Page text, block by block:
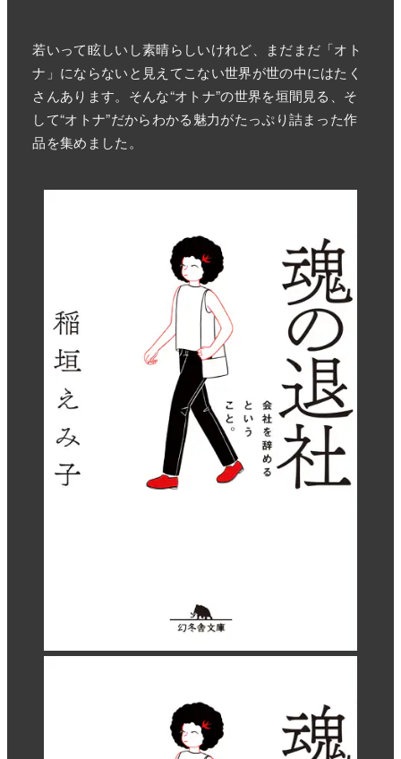
若いって眩しいし素晴らしいけれど、まだまだ「オト
ナ」にならないと見えてこない世界が世の中にはたく
さんあります。そんな“オトナ”の世界を垣間見る、そ
して“オトナ”だからわかる魅力がたっぷり詰まった作
品を集めました。